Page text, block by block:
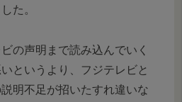
た。
の声明まで読み込んでいく
というより、フジテレビと
明不足が招いたすれ違いな